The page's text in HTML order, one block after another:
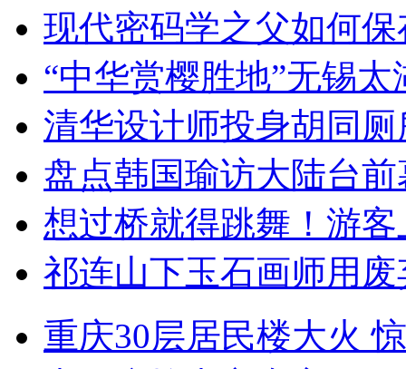
现代密码学之父如何
“中华赏樱胜地”无锡
清华设计师投身胡同
盘点韩国瑜访大陆台
想过桥就得跳舞！游客
祁连山下玉石画师用
重庆30层居民楼大火